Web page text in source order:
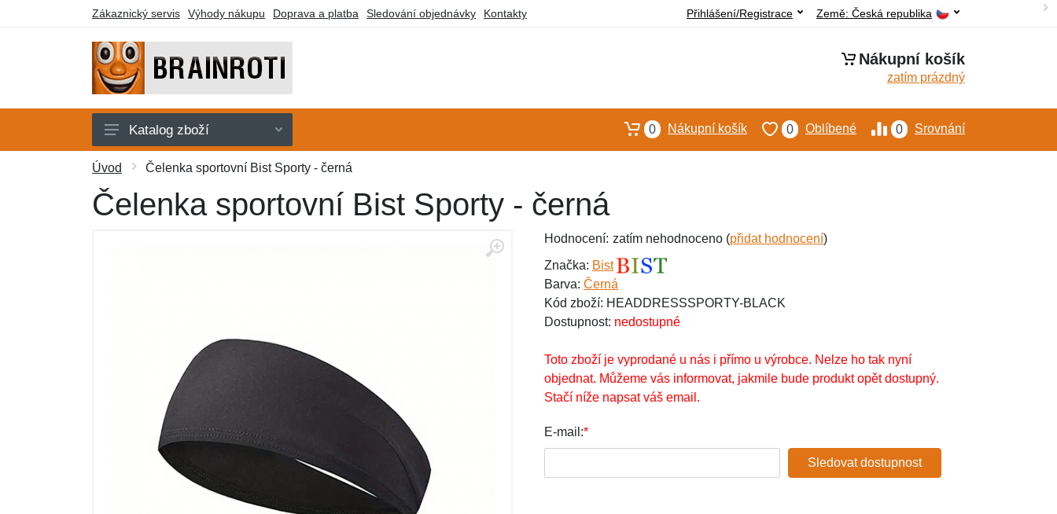
Zákaznický servis Výhody nákupu Doprava a platba Sledování objednávky Kontakty Země: Česká republika
Přihlášení/Registrace
Nákupní košík
zatím prázdný
Karty
Klíčenky
Katalog zboží 0 Srovnání
0 Oblíbené
0 Nákupní košík
Úvod Čelenka sportovní Bist Sporty - černá
Čelenka sportovní Bist Sporty - černá
Hodnocení: zatím nehodnoceno (přidat hodnocení)
Značka: Bist
Barva: Černá
Kód zboží: HEADDRESSSPORTY-BLACK
Dostupnost: nedostupné
Toto zboží je vyprodané u nás i přímo u výrobce. Nelze ho tak nyní
objednat. Můžeme vás informovat, jakmile bude produkt opět dostupný.
Stačí níže napsat váš email.
E-mail:*
Sledovat dostupnost